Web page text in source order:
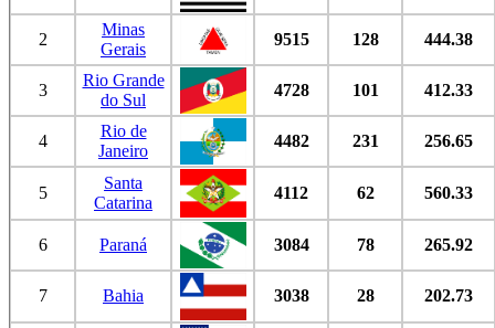
2
Minas
Gerais
9515 128 444.38
3
Rio Grande
do Sul
4728 101 412.33
4
Rio de
Janeiro
4482 231 256.65
5
Santa
Catarina
4112 62 560.33
6 Paraná 3084 78 265.92
7 Bahia 3038 28 202.73